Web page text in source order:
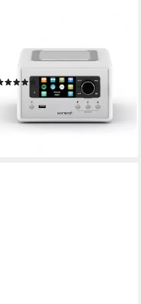
(Digitalradio (DAB), FM-Tuner,
Internetradio)
(2)
ab 349,00 €
mtl. in 24 Raten
lieferbar - in 4-5 Werktagen bei dir